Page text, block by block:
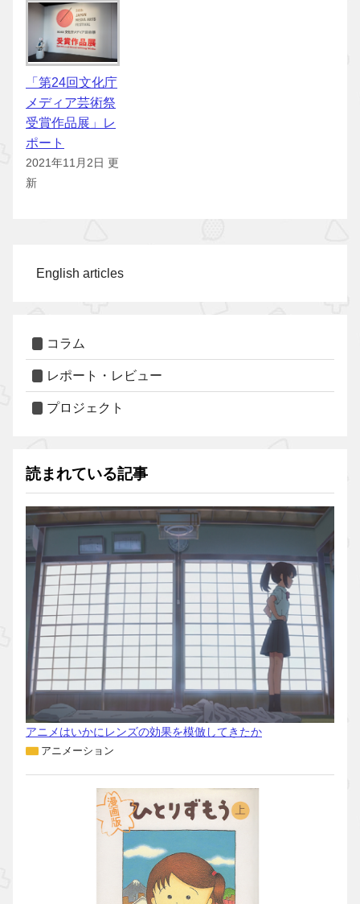
「第24回文化庁
メディア芸術祭
受賞作品展」レ
ポート
2021年11月2日 更
新
English articles
コラム
レポート・レビュー
プロジェクト
読まれている記事
アニメはいかにレンズの効果を模倣してきたか
アニメーション